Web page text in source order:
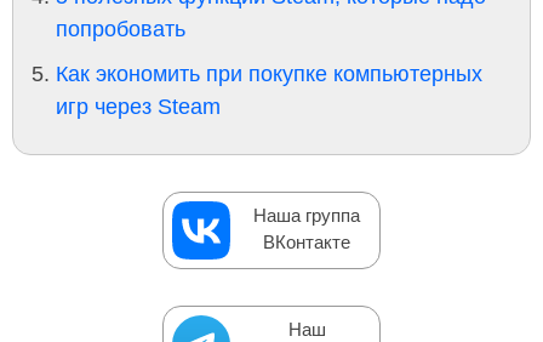
попробовать
Как экономить при покупке компьютерных
игр через Steam
Наша группа
ВКонтакте
Наш